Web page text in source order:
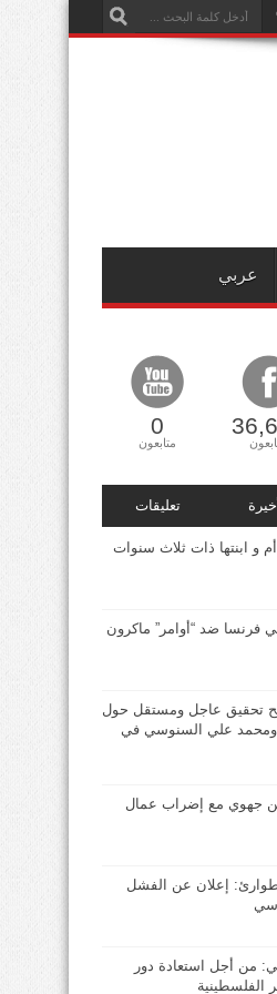
عربي
0
متابعون
تعليقات
أم و ابنتها ذات ثلاث سنوات
فرنسا ضد “أوامر” ماكرون
تحقيق عاجل ومستقل حول
ومحمد علي السنوسي في
جهوي مع إضراب عمال
إعلان عن الفشل
من أجل استعادة دور
الفلسطينية